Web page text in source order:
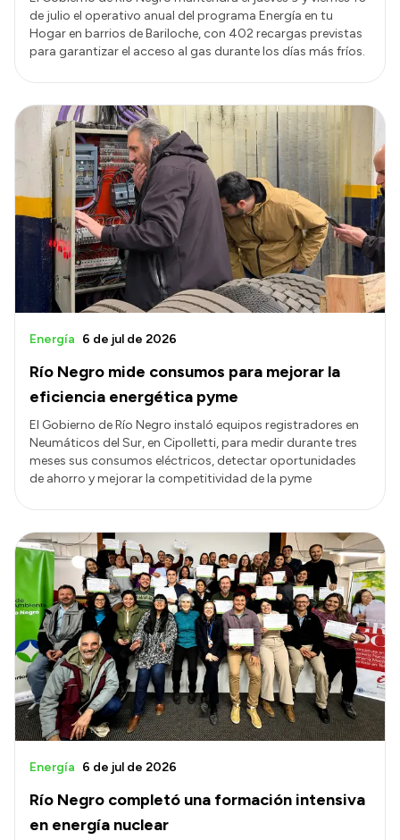
de julio el operativo anual del programa Energía en tu
Hogar en barrios de Bariloche, con 402 recargas previstas
para garantizar el acceso al gas durante los días más fríos.
Río Negro mide consumos para mejorar la
eficiencia energética pyme
Energía 6 de jul de 2026
El Gobierno de Río Negro instaló equipos registradores en
Neumáticos del Sur, en Cipolletti, para medir durante tres
meses sus consumos eléctricos, detectar oportunidades
de ahorro y mejorar la competitividad de la pyme
Río Negro completó una formación intensiva
en energía nuclear
Energía 6 de jul de 2026